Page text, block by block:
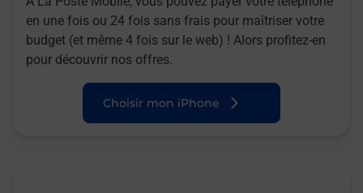
en une fois ou 24 fois sans frais pour maîtriser votre
budget (et même 4 fois sur le web) ! Alors profitez-en
pour découvrir nos offres.
Choisir mon iPhone